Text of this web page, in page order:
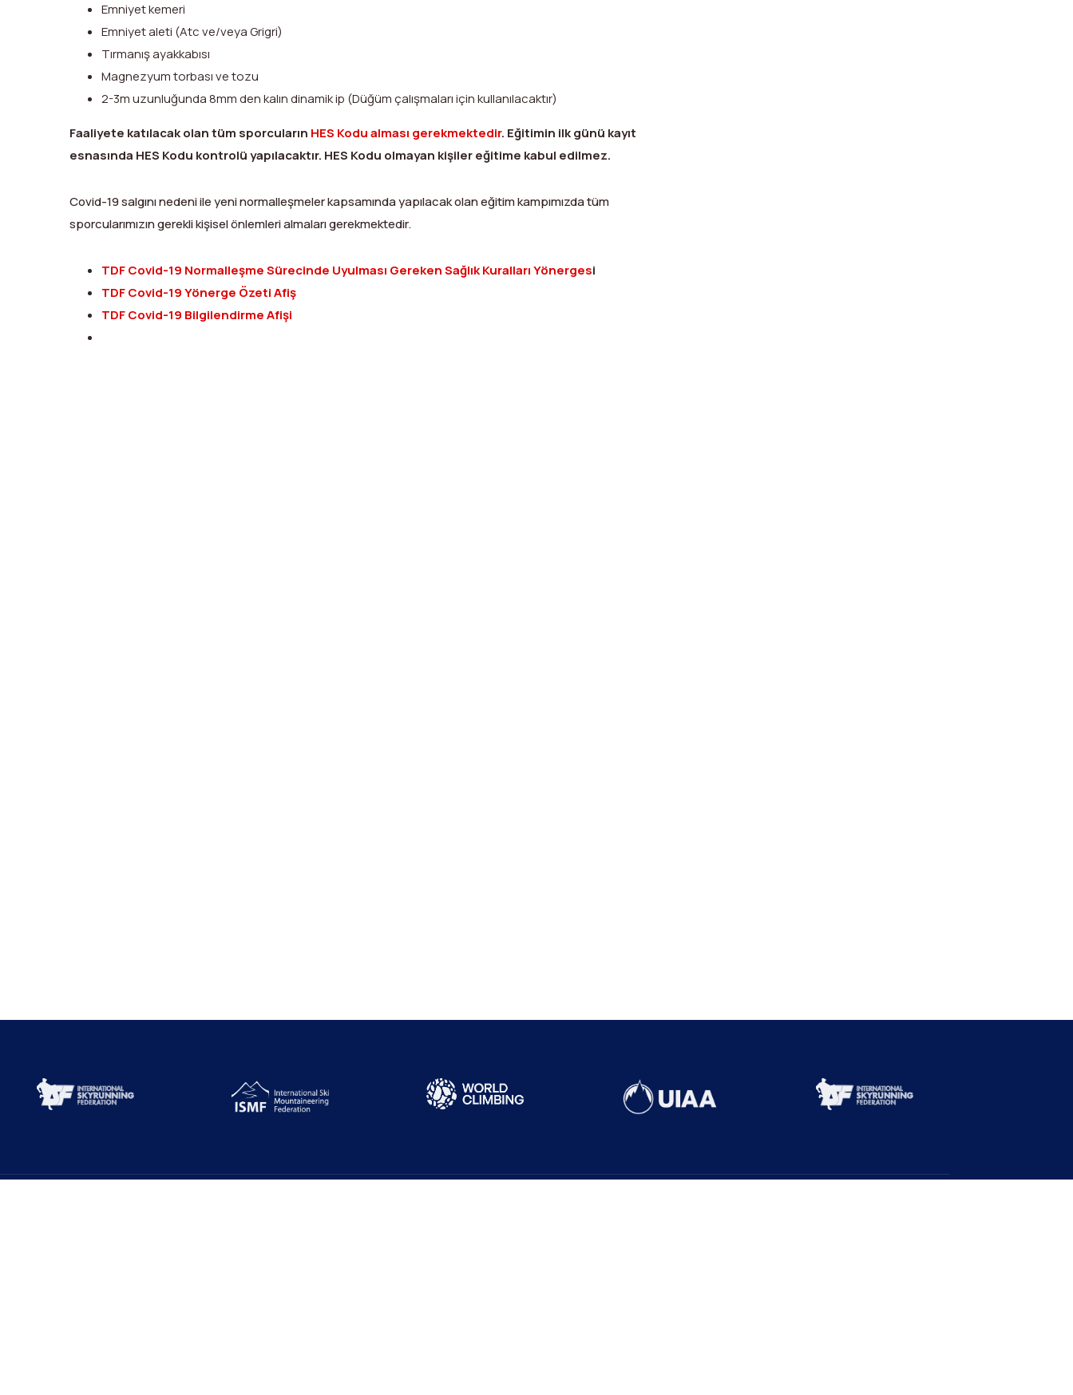
Emniyet kemeri
Emniyet aleti (Atc ve/veya Grigri)
Tırmanış ayakkabısı
Magnezyum torbası ve tozu
2-3m uzunluğunda 8mm den kalın dinamik ip (Düğüm çalışmaları için kullanılacaktır)
Faaliyete katılacak olan tüm sporcuların HES Kodu alması gerekmektedir. Eğitimin ilk günü kayıt
esnasında HES Kodu kontrolü yapılacaktır. HES Kodu olmayan kişiler eğitime kabul edilmez.
Covid-19 salgını nedeni ile yeni normalleşmeler kapsamında yapılacak olan eğitim kampımızda tüm
sporcularımızın gerekli kişisel önlemleri almaları gerekmektedir.
TDF Covid-19 Normalleşme Sürecinde Uyulması Gereken Sağlık Kuralları Yönergesi
TDF Covid-19 Yönerge Özeti Afiş
TDF Covid-19 Bilgilendirme Afişi